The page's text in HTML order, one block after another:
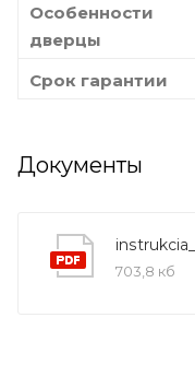
Особенности
дверцы
Срок гарантии
Документы
703,8 кб